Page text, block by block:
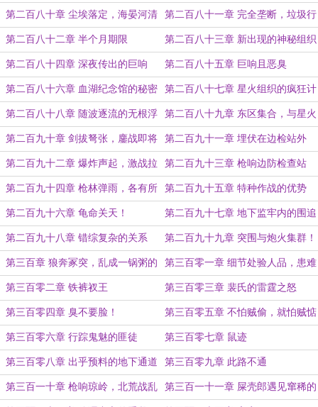
车
第二百八十章 尘埃落定，海晏河清 第二百八十一章 完全垄断，垃圾行
业的霸主
第二百八十二章 半个月期限 第二百八十三章 新出现的神秘组织
第二百八十四章 深夜传出的巨响 第二百八十五章 巨响且恶臭
第二百八十六章 血湖纪念馆的秘密 第二百八十七章 星火组织的疯狂计
划
第二百八十八章 随波逐流的无根浮
萍
第二百八十九章 东区集合，与星火
组织的合作
第二百九十章 剑拔弩张，鏖战即将
开始
第二百九十一章 埋伏在边检站外
第二百九十二章 爆炸声起，激战拉
开帷幕
第二百九十三章 枪响边防检查站
第二百九十四章 枪林弹雨，各有所
求的混战
第二百九十五章 特种作战的优势
第二百九十六章 龟命关天！ 第二百九十七章 地下监牢内的围追
堵截
第二百九十八章 错综复杂的关系 第二百九十九章 突围与炮火集群！
第三百章 狼奔冢突，乱成一锅粥的
边防营地
第三百零一章 细节处验人品，患难
时见真情
第三百零二章 铁裤衩王 第三百零三章 裴氏的雷霆之怒
第三百零四章 臭不要脸！ 第三百零五章 不怕贼偷，就怕贼惦
记！
第三百零六章 行踪鬼魅的匪徒 第三百零七章 鼠迹
第三百零八章 出乎预料的地下通道 第三百零九章 此路不通
第三百一十章 枪响琼岭，北荒战乱 第三百一十一章 屎壳郎遇见窜稀的